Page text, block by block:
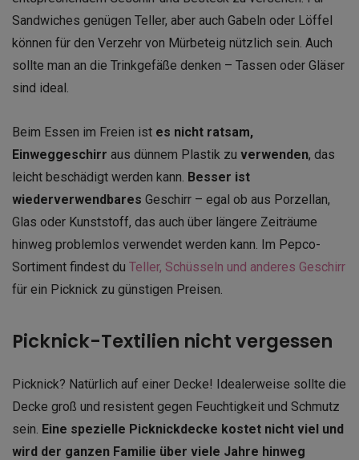
Sandwiches genügen Teller, aber auch Gabeln oder Löffel
können für den Verzehr von Mürbeteig nützlich sein. Auch
sollte man an die Trinkgefäße denken – Tassen oder Gläser
sind ideal.
Beim Essen im Freien ist es nicht ratsam,
Einweggeschirr aus dünnem Plastik zu verwenden, das
leicht beschädigt werden kann. Besser ist
wiederverwendbares Geschirr – egal ob aus Porzellan,
Glas oder Kunststoff, das auch über längere Zeiträume
hinweg problemlos verwendet werden kann. Im Pepco-
Sortiment findest du Teller, Schüsseln und anderes Geschirr
für ein Picknick zu günstigen Preisen.
Picknick-Textilien nicht vergessen
Picknick? Natürlich auf einer Decke! Idealerweise sollte die
Decke groß und resistent gegen Feuchtigkeit und Schmutz
sein. Eine spezielle Picknickdecke kostet nicht viel und
wird der ganzen Familie über viele Jahre hinweg